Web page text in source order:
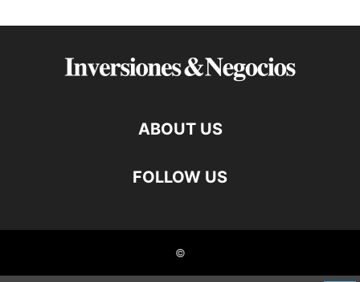
ABOUT US
FOLLOW US
©